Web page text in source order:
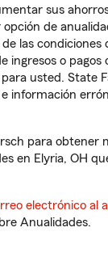
sus
opción de
las condiciones
ingresos o pagos
usted. State
información
para obtener
en Elyria, OH
electrónico al
Anualidades.